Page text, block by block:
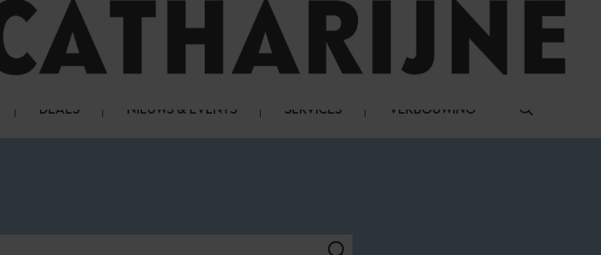
LOG IN
DEALS NIEUWS & EVENTS SERVICES VERBOUWING